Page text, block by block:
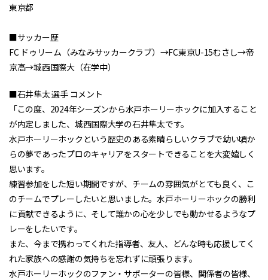
東京都
■サッカー歴
FC ドゥリーム（みなみサッカークラブ）→FC東京U-15むさし→帝
京高→城西国際大（在学中）
■石井隼太 選手 コメント
「この度、2024年シーズンから水戸ホーリーホックに加入すること
が内定しました、城西国際大学の石井隼太です。
水戸ホーリーホックという歴史のある素晴らしいクラブで幼い頃か
らの夢であったプロのキャリアをスタートできることを大変嬉しく
思います。
練習参加をした短い期間ですが、チームの雰囲気がとても良く、こ
のチームでプレーしたいと思いました。水戸ホーリーホックの勝利
に貢献できるように、そして誰かの心を少しでも動かせるようなプ
レーをしたいです。
また、今まで携わってくれた指導者、友人、どんな時も応援してく
れた家族への感謝の気持ちを忘れずに頑張ります。
水戸ホーリーホックのファン・サポーターの皆様、関係者の皆様、